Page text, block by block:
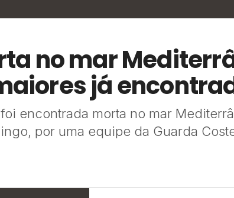
no mar
já
encontrada morta no mar
por uma equipe da Guarda